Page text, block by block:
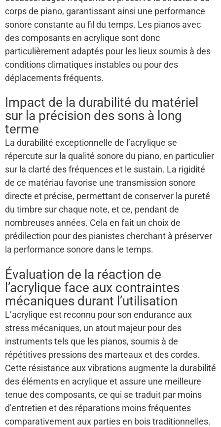
corps de piano, garantissant ainsi une performance
sonore constante au fil du temps. Les pianos avec
des composants en acrylique sont donc
particulièrement adaptés pour les lieux soumis à des
conditions climatiques instables ou pour des
déplacements fréquents.
Impact de la durabilité du matériel
sur la précision des sons à long
terme
La durabilité exceptionnelle de l’acrylique se
répercute sur la qualité sonore du piano, en particulier
sur la clarté des fréquences et le sustain. La rigidité
de ce matériau favorise une transmission sonore
directe et précise, permettant de conserver la pureté
du timbre sur chaque note, et ce, pendant de
nombreuses années. Cela en fait un choix de
prédilection pour des pianistes cherchant à préserver
la performance sonore dans le temps.
Évaluation de la réaction de
l’acrylique face aux contraintes
mécaniques durant l’utilisation
L’acrylique est reconnu pour son endurance aux
stress mécaniques, un atout majeur pour des
instruments tels que les pianos, soumis à de
répétitives pressions des marteaux et des cordes.
Cette résistance aux vibrations augmente la durabilité
des éléments en acrylique et assure une meilleure
tenue des composants, ce qui se traduit par moins
d’entretien et des réparations moins fréquentes
comparativement aux parties en bois traditionnelles.